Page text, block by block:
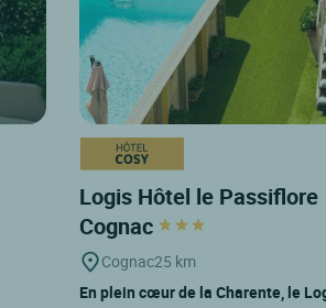
Logis Hôtel le Passiflore
Cognac
Cognac25 km
En plein cœur de la Charente, le